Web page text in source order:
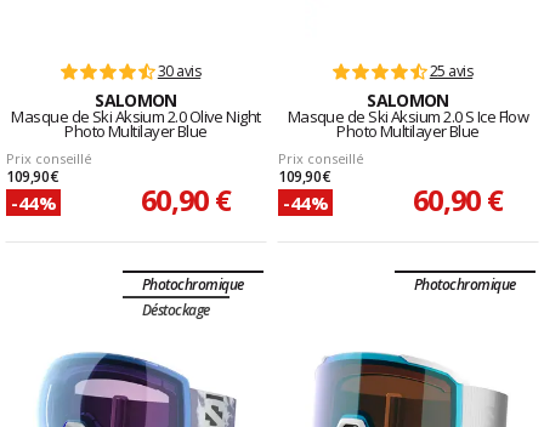
30 avis
SALOMON
Masque de Ski Aksium 2.0 Olive Night
Photo Multilayer Blue
Prix conseillé
109,90 €
-44% 60,90 €
25 avis
SALOMON
Masque de Ski Aksium 2.0 S Ice Flow
Photo Multilayer Blue
Prix conseillé
109,90 €
-44% 60,90 €
Photochromique
Déstockage
Photochromique